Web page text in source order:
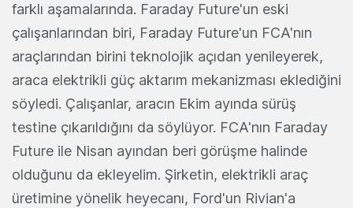
farklı aşamalarında. Faraday Future'un eski
çalışanlarından biri, Faraday Future'un FCA'nın
araçlarından birini teknolojik açıdan yenileyerek,
araca elektrikli güç aktarım mekanizması eklediğini
söyledi. Çalışanlar, aracın Ekim ayında sürüş
testine çıkarıldığını da söylüyor. FCA'nın Faraday
Future ile Nisan ayından beri görüşme halinde
olduğunu da ekleyelim. Şirketin, elektrikli araç
üretimine yönelik heyecanı, Ford'un Rivian'a